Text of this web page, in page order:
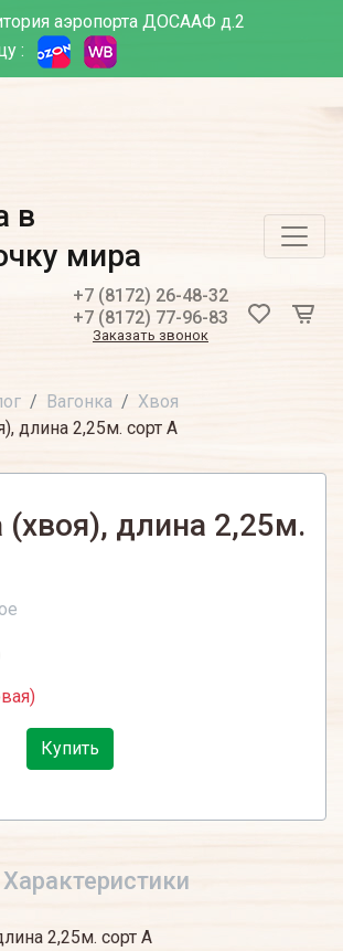
аэропорта ДОСААФ д.2
:
в
мира
+7 (8172) 26-48-32
+7 (8172) 77-96-83
Заказать звонок
Вагонка
Хвоя
длина 2,25м. сорт А
(хвоя), длина 2,25м.
Купить
Характеристики
2,25м. сорт А